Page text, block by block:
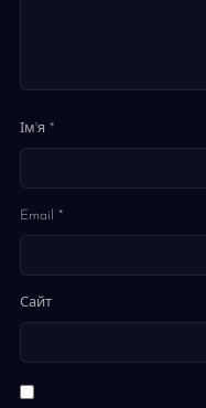
Ім'я *
Email *
Сайт